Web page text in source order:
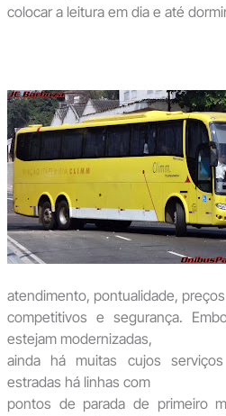
colocar a leitura em dia e até
atendimento, pontualidade, preços
competitivos e segurança.
estejam modernizadas,
ainda há muitas cujos
estradas há linhas com
pontos de parada de primeiro